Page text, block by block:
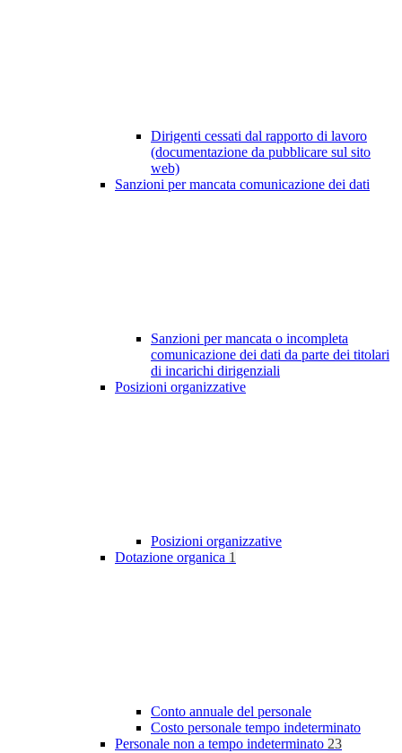
Dirigenti cessati dal rapporto di lavoro
(documentazione da pubblicare sul sito
web)
Sanzioni per mancata comunicazione dei dati
Sanzioni per mancata o incompleta
comunicazione dei dati da parte dei titolari
di incarichi dirigenziali
Posizioni organizzative
Posizioni organizzative
Dotazione organica 1
Conto annuale del personale
Costo personale tempo indeterminato
Personale non a tempo indeterminato 23